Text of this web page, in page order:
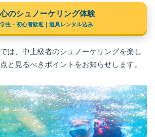
のシュノーケリング体験
生・初心者歓迎｜道具レンタル込み
は、中上級者のシュノーケリングを楽し
と見るべきポイントをお知らせします。